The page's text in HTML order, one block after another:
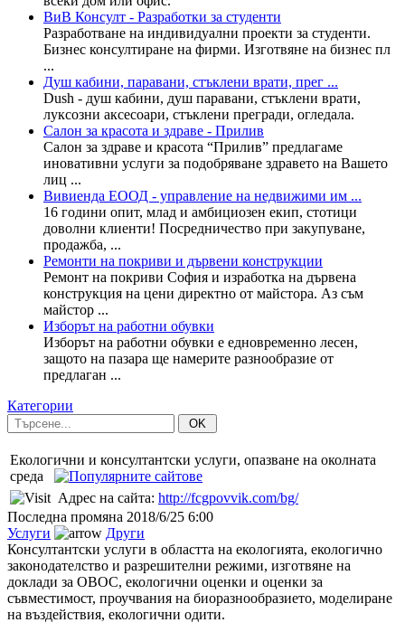
ВиВ Консулт - Разработки за студенти
Разработване на индивидуални проекти за студенти.
Бизнес консултиране на фирми. Изготвяне на бизнес пл
...
Душ кабини, паравани, стъклени врати, прег ...
Dush - душ кабини, душ паравани, стъклени врати,
луксозни аксесоари, стъклени прегради, огледала.
Салон за красота и здраве - Прилив
Салон за здраве и красота “Прилив” предлагаме
иновативни услуги за подобряване здравето на Вашето
лиц ...
Вивиенда ЕООД - управление на недвижими им ...
16 години опит, млад и амбициозен екип, стотици
доволни клиенти! Посредничество при закупуване,
продажба, ...
Ремонти на покриви и дървени конструкции
Ремонт на покриви София и изработка на дървена
конструкция на цени директно от майстора. Аз съм
майстор ...
Изборът на работни обувки
Изборът на работни обувки е едновременно лесен,
защото на пазара ще намерите разнообразие от
предлаган ...
Категории
OK
Екологични и консултантски услуги, опазване на околната
среда
Адрес на сайта: http://fcgpovvik.com/bg/
Последна промяна 2018/6/25 6:00
Услуги
Други
Консултантски услуги в областта на екологията, екологично
законодателство и разрешителни режими, изготвяне на
доклади за ОВОС, екологични оценки и оценки за
съвместимост, проучвания на биоразнообразието, моделиране
на въздействия, екологични одити.